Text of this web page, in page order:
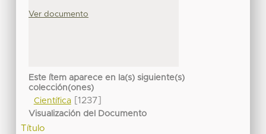
Ver documento
Este ítem aparece en la(s) siguiente(s)
colección(ones)
Científica[1237]
Visualización del Documento
Título